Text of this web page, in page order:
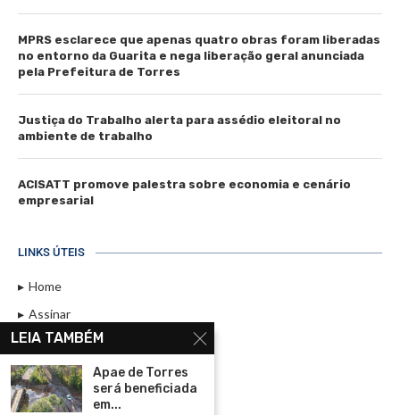
MPRS esclarece que apenas quatro obras foram liberadas
no entorno da Guarita e nega liberação geral anunciada
pela Prefeitura de Torres
Justiça do Trabalho alerta para assédio eleitoral no
ambiente de trabalho
ACISATT promove palestra sobre economia e cenário
empresarial
LINKS ÚTEIS
Home
Assinar
Contato
Política de Privacidade
Rádio Maristela - Ao Vivo
LEIA TAMBÉM
Apae de Torres
será beneficiada
em...